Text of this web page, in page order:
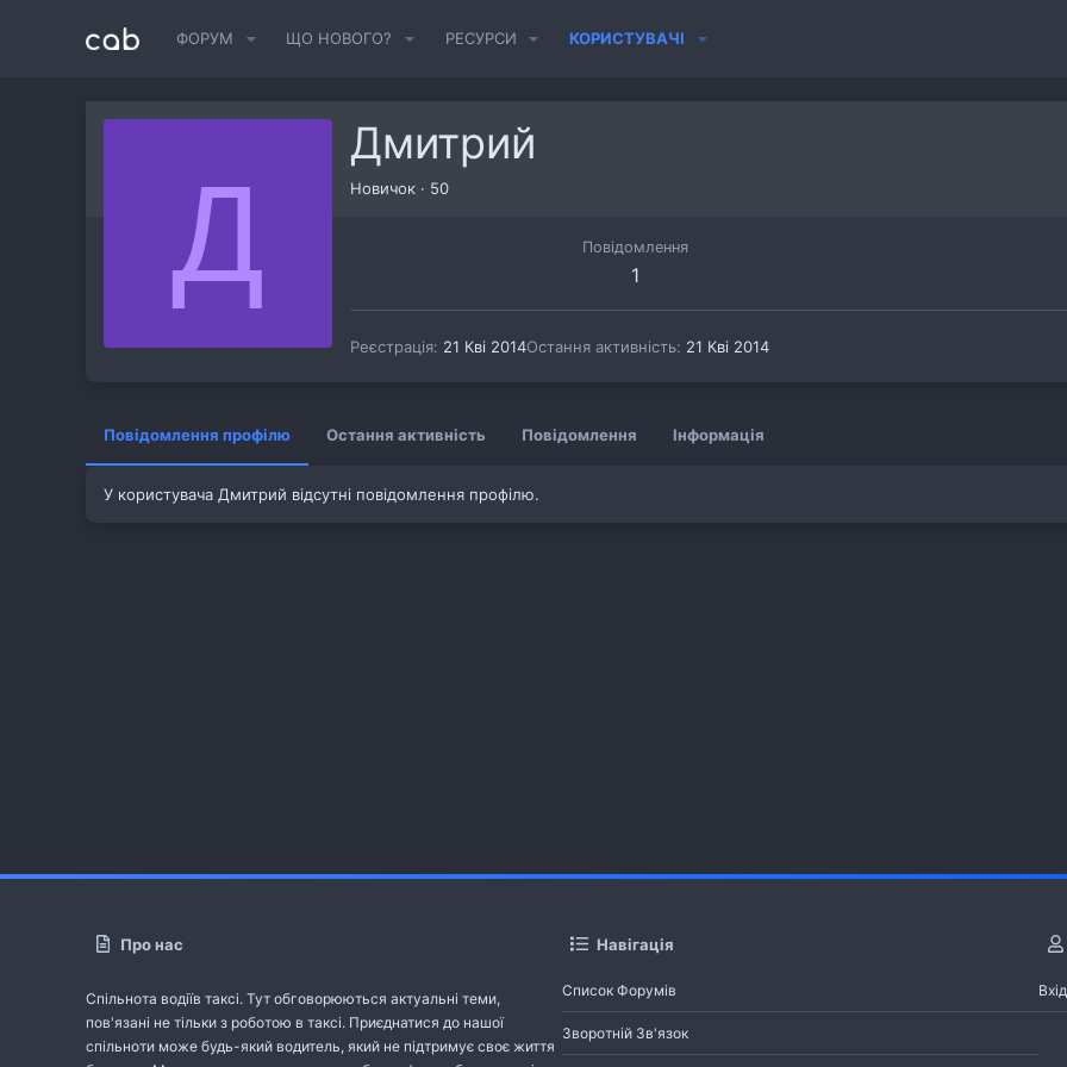
ФОРУМ ЩО НОВОГО? РЕСУРСИ КОРИСТУВАЧІ
Д
Дмитрий
Новичок · 50
Повідомлення
1
Реєстрація 21 Кві 2014Остання активність 21 Кві 2014
Повідомлення профілю Остання активність Повідомлення Інформація
У користувача Дмитрий відсутні повідомлення профілю.
Про нас
Спільнота водіїв таксі. Тут обговорюються актуальні теми,
пов'язані не тільки з роботою в таксі. Приєднатися до нашої
спільноти може будь-який водитель, який не підтримує своє життя
Навігація
Список Форумів
Зворотній Зв'язок
Вхід